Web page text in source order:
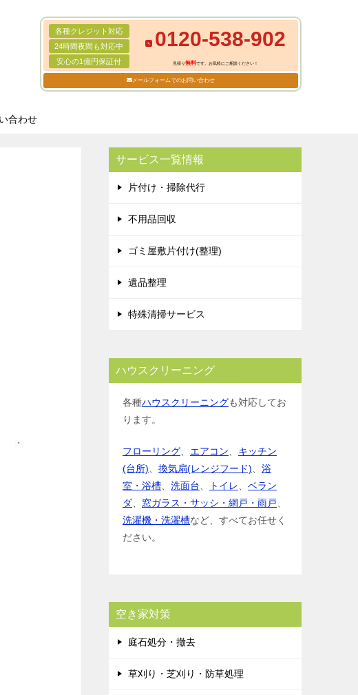
各種クレジット対応
24時間夜間も対応中
安心の1億円保証付
0120-538-902
見積り無料です。お気軽にご相談ください！
メールフォームでのお問い合わせ
合わせ
サービス一覧情報
片付け・掃除代行
不用品回収
ゴミ屋敷片付け(整理)
遺品整理
特殊清掃サービス
ハウスクリーニング
各種ハウスクリーニングも対応してお
ります。
フローリング エアコン
キッチン
(台所)
換気扇(レンジフード)
浴
室・浴槽
洗面台 トイレ
ベラン
ダ
窓ガラス・サッシ・網戸・雨戸
洗濯機・洗濯槽など、すべてお任せく
ださい。
空き家対策
庭石処分・撤去
草刈り・芝刈り・防草処理